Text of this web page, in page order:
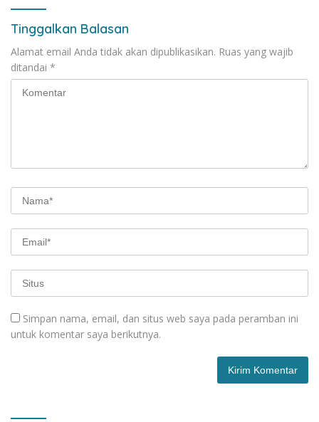
Tinggalkan Balasan
Alamat email Anda tidak akan dipublikasikan. Ruas yang wajib
ditandai *
Simpan nama, email, dan situs web saya pada peramban ini
untuk komentar saya berikutnya.